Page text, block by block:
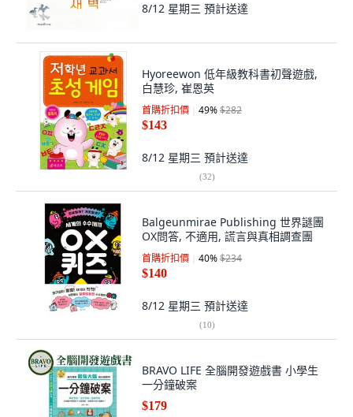
8/12 星期三 預計送達
Hyoreewon 低年級教科書初聲遊戲,
白慧珍, 崔恩英
首購折扣價 49%$282
$143
8/12 星期三 預計送達
(32)
Balgeunmirae Publishing 世界謎團
OX問答, 不適用, 謊言與真相調查團
首購折扣價 40%$234
$140
8/12 星期三 預計送達
(10)
BRAVO LIFE 全腦開發遊戲書 小學生
一分鐘破案
$179